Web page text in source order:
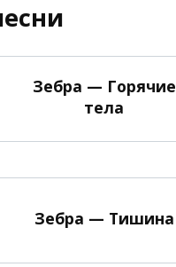
Зебра — Горячие
тела
Зебра — Тишина